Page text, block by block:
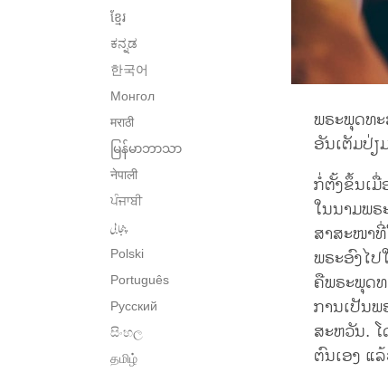
ខ្មែរ
ಕನ್ನಡ
한국어
Монгол
मराठी
မြန်မာဘာသာ
नेपाली
ਪੰਜਾਬੀ
پنجابی
Polski
Português
Русский
සිංහල
தமிழ்
ພຣະພຸດທ
ອັນເຕັມປ່ຽ
ກໍ່ຕັ້ງຂຶ້ນເ
ໃນນາມພ
ສາສະໜາ
ພຣະອົງໄ
ຄືພຣະພຸດ
ການເປັນ
ສະຫວັນ.
ຕົນເອງ ແ